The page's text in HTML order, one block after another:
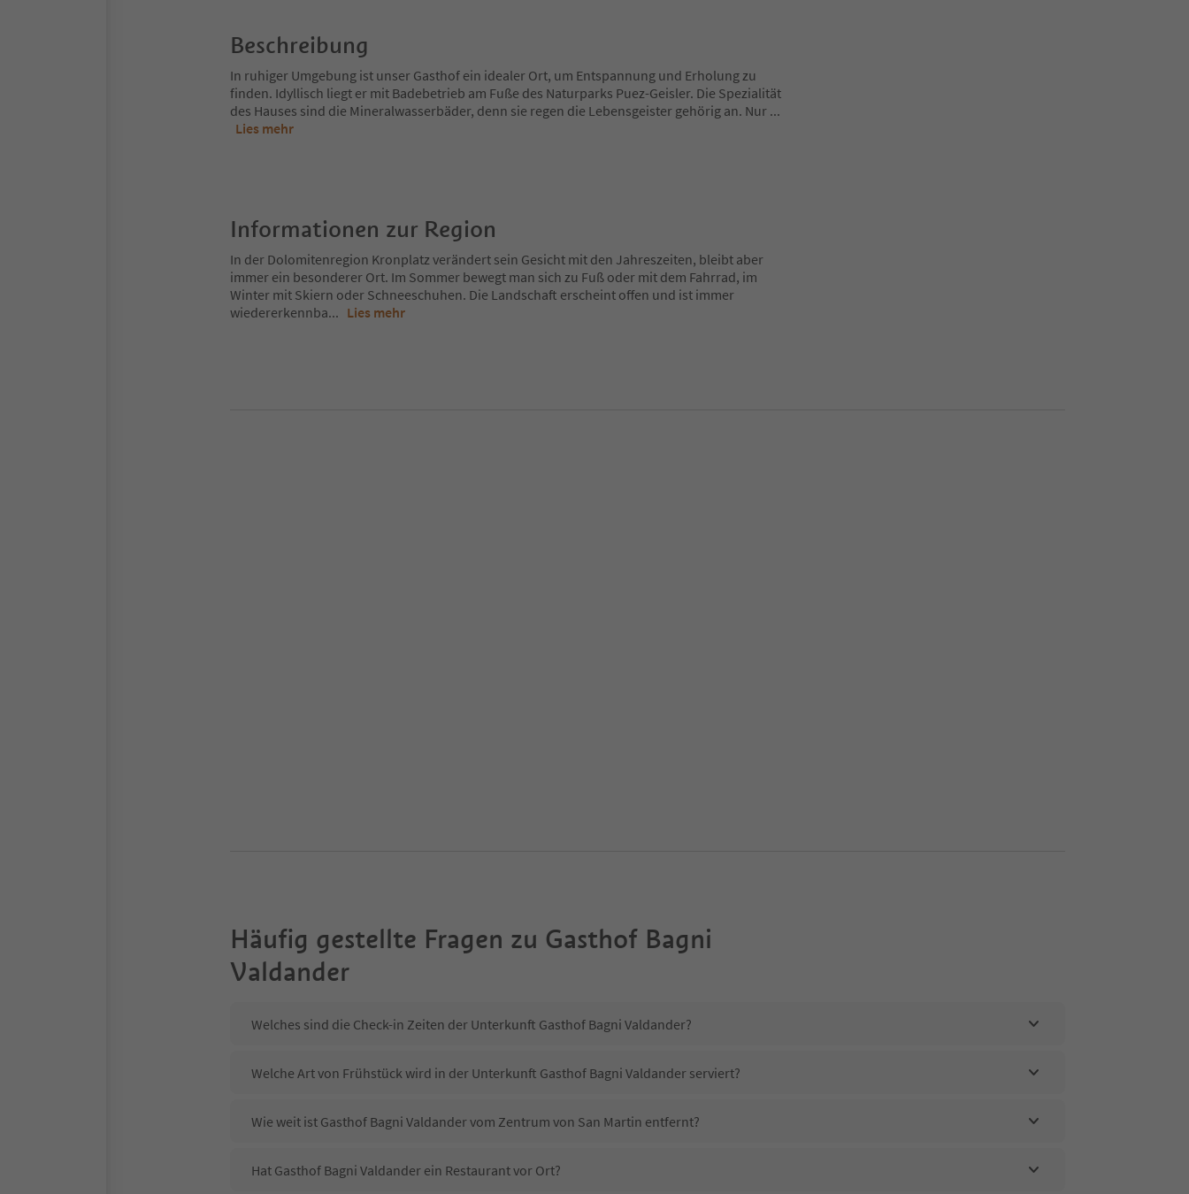
Beschreibung
In ruhiger Umgebung ist unser Gasthof ein idealer Ort, um Entspannung und Erholung zu
finden. Idyllisch liegt er mit Badebetrieb am Fuße des Naturparks Puez-Geisler. Die Spezialität
des Hauses sind die Mineralwasserbäder, denn sie regen die Lebensgeister gehörig an. Nur ...
Lies mehr
Informationen zur Region
In der Dolomitenregion Kronplatz verändert sein Gesicht mit den Jahreszeiten, bleibt aber
immer ein besonderer Ort. Im Sommer bewegt man sich zu Fuß oder mit dem Fahrrad, im
Winter mit Skiern oder Schneeschuhen. Die Landschaft erscheint offen und ist immer
wiedererkennba... Lies mehr
Häufig gestellte Fragen zu Gasthof Bagni
Valdander
Welches sind die Check-in Zeiten der Unterkunft Gasthof Bagni Valdander?
Welche Art von Frühstück wird in der Unterkunft Gasthof Bagni Valdander serviert?
Wie weit ist Gasthof Bagni Valdander vom Zentrum von San Martin entfernt?
Hat Gasthof Bagni Valdander ein Restaurant vor Ort?